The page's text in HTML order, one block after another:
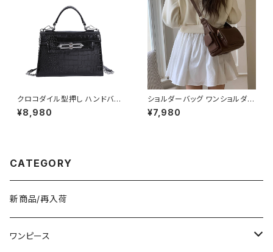
クロコダイル型押し ハンドバッ
グ ショルダーバッグ チェーン付
きバッグ レディース バッグ おし
¥8,980
ショルダーバッグ ワンショルダー
バッグ レディース バッグ 肩掛け
斜めがけ クロスボディ おしゃれ
¥7,980
CATEGORY
新商品/再入荷
ワンピース